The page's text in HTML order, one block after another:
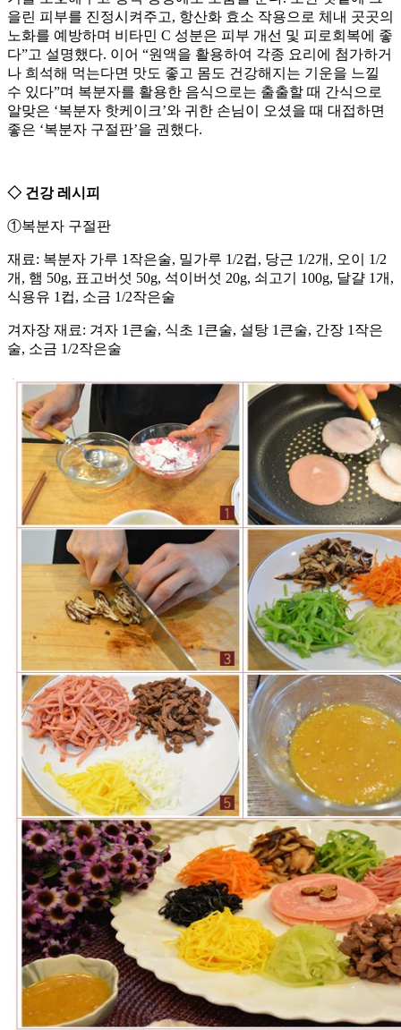
을린 피부를 진정시켜주고, 항산화 효소 작용으로 체내 곳곳의
노화를 예방하며 비타민 C 성분은 피부 개선 및 피로회복에 좋
다”고 설명했다. 이어 “원액을 활용하여 각종 요리에 첨가하거
나 희석해 먹는다면 맛도 좋고 몸도 건강해지는 기운을 느낄
수 있다”며 복분자를 활용한 음식으로는 출출할 때 간식으로
알맞은 ‘복분자 핫케이크’와 귀한 손님이 오셨을 때 대접하면
좋은 ‘복분자 구절판’을 권했다.
◇ 건강 레시피
①복분자 구절판
재료: 복분자 가루 1작은술, 밀가루 1/2컵, 당근 1/2개, 오이 1/2
개, 햄 50g, 표고버섯 50g, 석이버섯 20g, 쇠고기 100g, 달걀 1개,
식용유 1컵, 소금 1/2작은술
겨자장 재료: 겨자 1큰술, 식초 1큰술, 설탕 1큰술, 간장 1작은
술, 소금 1/2작은술